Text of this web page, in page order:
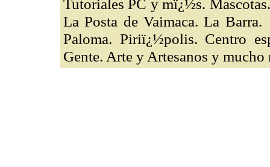
Tutoriales PC y mï¿½s.
La Posta de Vaimaca. La
Paloma. Piriï¿½polis. Centro
Gente. Arte y Artesanos y